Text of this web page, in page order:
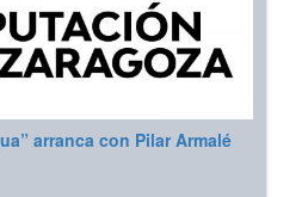
arranca con Pilar Armalé